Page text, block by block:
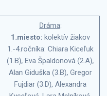
Dráma:
1.miesto: kolektív žiakov
1.-4.ročníka: Chiara Kiceľuk
(1.B), Eva Špaldonová (2.A),
Alan Giduška (3.B), Gregor
Fujdiar (3.D), Alexandra